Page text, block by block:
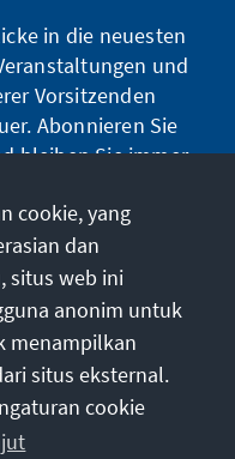
in die neuesten
und
Vorsitzenden
Abonnieren Sie
bleiben Sie immer
cookie, yang
dan
situs web ini
anonim untuk
menampilkan
situs eksternal.
cookie